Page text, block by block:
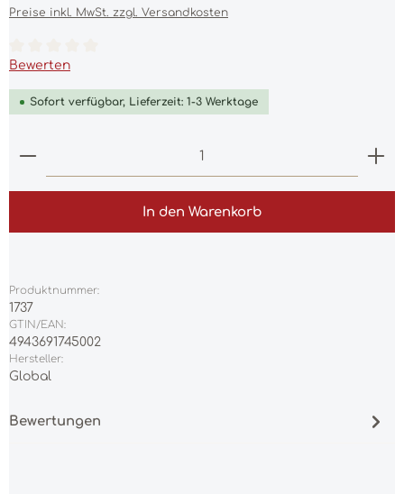
Preise inkl. MwSt. zzgl. Versandkosten
Durchschnittliche Bewertung von 0 von 5 Sternen
Bewerten
Sofort verfügbar, Lieferzeit: 1-3 Werktage
Produkt Anzahl: Gib den gewünschten Wert
In den Warenkorb
Produktnummer:
1737
GTIN/EAN:
4943691745002
Hersteller:
Global
Bewertungen